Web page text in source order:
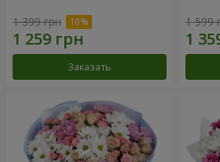
1 399 грн
Заказать
1 599